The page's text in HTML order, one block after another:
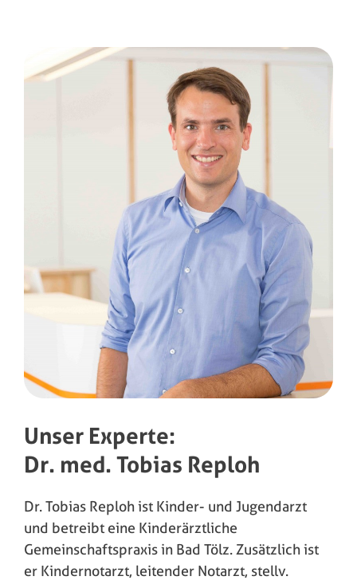
Unser Experte:
Dr. med. Tobias Reploh
Dr. Tobias Reploh ist Kinder- und Jugendarzt
und betreibt eine Kinderärztliche
Gemeinschaftspraxis in Bad Tölz. Zusätzlich ist
er Kindernotarzt, leitender Notarzt, stellv.